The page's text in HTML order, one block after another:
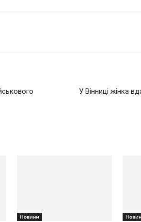
У Вінниці жінка
Новини